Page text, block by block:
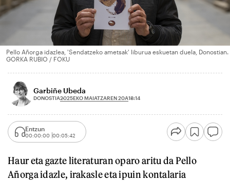
Pello Añorga idazlea, 'Sendatzeko ametsak' liburua eskuetan duela, Donostian.
GORKA RUBIO / FOKU
Garbiñe Ubeda
DONOSTIA2025EKO MAIATZAREN 20A18:14
Entzun
00:00:00 00:05:42
Haur eta gazte literaturan oparo aritu da Pello
Añorga idazle, irakasle eta ipuin kontalaria